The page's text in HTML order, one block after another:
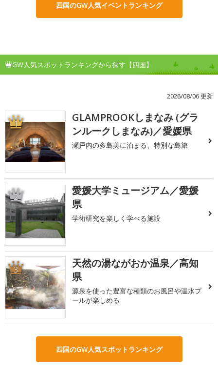
四国のGW人気イベントランキング
GW人気スポットランキングから探す【四国】
2026/08/06 更新
1
GLAMPROOKしまなみ (グラ
ンルークしまなみ)／愛媛県
瀬戸内の多島美に泊まる、特別な島旅
2
愛媛大学ミュージアム／愛媛
県
学術研究を楽しく学べる施設
3
天然の湯ながおか温泉／高知
県
源泉を使った豊富な種類のお風呂や温水プ
ールが楽しめる
四国のGW人気スポットランキング